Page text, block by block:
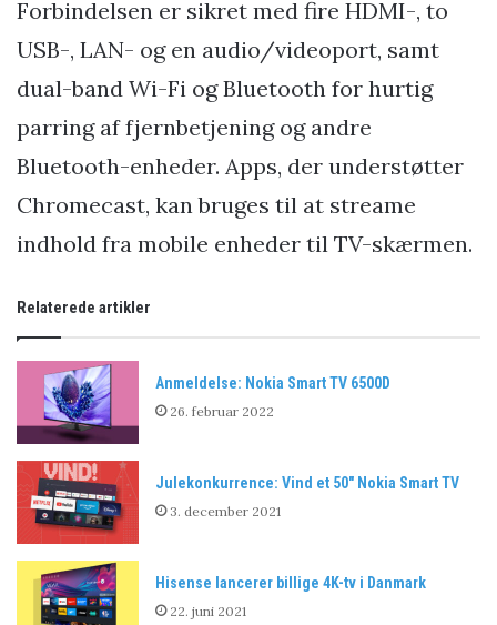
Forbindelsen er sikret med fire HDMI-, to
USB-, LAN- og en audio/videoport, samt
dual-band Wi-Fi og Bluetooth for hurtig
parring af fjernbetjening og andre
Bluetooth-enheder. Apps, der understøtter
Chromecast, kan bruges til at streame
indhold fra mobile enheder til TV-skærmen.
Relaterede artikler
Anmeldelse: Nokia Smart TV 6500D
26. februar 2022
Julekonkurrence: Vind et 50″ Nokia Smart TV
3. december 2021
Hisense lancerer billige 4K-tv i Danmark
22. juni 2021